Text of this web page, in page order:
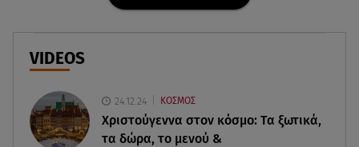
Ερυθρός Σταυρός: Άγρια επίθεση σε νοσηλεύτρια
Πάρος: Χωρίς ναυαγοσώστη η πισίνα του beach
bar όπου πνίγηκε ο 4χρονος
VIDEOS
24.12.24 ΚΟΣΜΟΣ
Χριστούγεννα στον κόσμο: Tα ξωτικά,
τα δώρα, το μενού &